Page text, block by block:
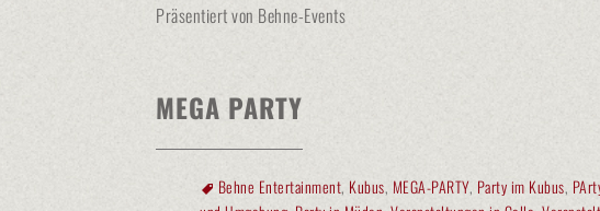
Präsentiert von Behne-Events
MEGA PARTY
Behne Entertainment, Kubus, MEGA-PARTY, Party im Kubus,